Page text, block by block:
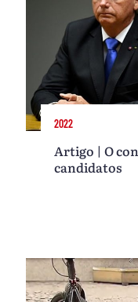
2022
Artigo | O
candidatos